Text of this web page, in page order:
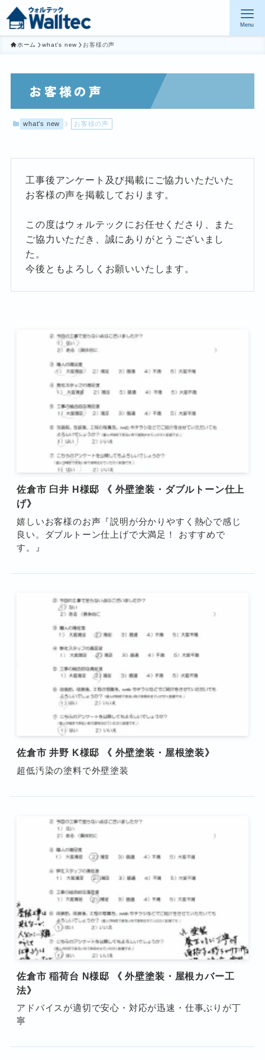
Menu
ホーム what’s new お客様の声
お客様の声
what’s new お客様の声
工事後アンケート及び掲載にご協力いただいた
お客様の声を掲載しております。
この度はウォルテックにお任せくださり、また
ご協力いただき、誠にありがとうございまし
た。
今後ともよろしくお願いいたします。
佐倉市 臼井 H様邸 《 外壁塗装・ダブルトーン仕上
げ》
嬉しいお客様のお声『説明が分かりやすく熱心で感じ
良い。ダブルトーン仕上げで大満足！ おすすめで
す。』
佐倉市 井野 K様邸 《 外壁塗装・屋根塗装》
超低汚染の塗料で外壁塗装
佐倉市 稲荷台 N様邸 《 外壁塗装・屋根カバー工
法》
アドバイスが適切で安心・対応が迅速・仕事ぶりが丁
寧